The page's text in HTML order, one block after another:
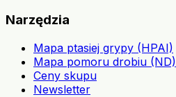
Narzędzia
Mapa ptasiej grypy (HPAI)
Mapa pomoru drobiu (ND)
Ceny skupu
Newsletter